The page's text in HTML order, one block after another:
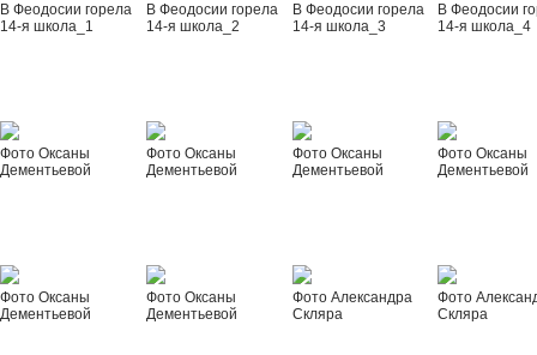
В Феодосии горела
14-я школа_1
В Феодосии горела
14-я школа_2
В Феодосии горела
14-я школа_3
В Феодосии
14-я школа_4
Фото Оксаны
Дементьевой
Фото Оксаны
Дементьевой
Фото Оксаны
Дементьевой
Фото Оксаны
Дементьевой
Фото Оксаны
Дементьевой
Фото Оксаны
Дементьевой
Фото Александра
Скляра
Фото
Скляра